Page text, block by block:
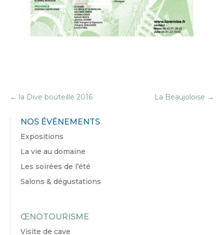
← la Dive bouteille 2016 La Beaujoloise →
NOS ÉVÉNEMENTS
Expositions
La vie au domaine
Les soirées de l’été
Salons & dégustations
ŒNOTOURISME
Visite de cave